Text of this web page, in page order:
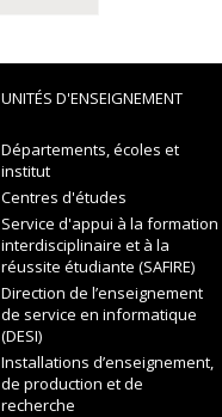
UNITÉS D'ENSEIGNEMENT
Départements, écoles et
institut
Centres d'études
Service d'appui à la formation
interdisciplinaire et à la
réussite étudiante (SAFIRE)
Direction de l’enseignement
de service en informatique
(DESI)
Installations d’enseignement,
de production et de
recherche